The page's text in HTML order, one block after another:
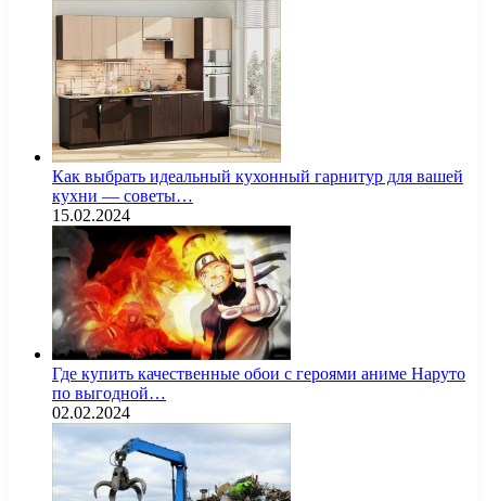
Как выбрать идеальный кухонный гарнитур для вашей
кухни — советы…
15.02.2024
Где купить качественные обои с героями аниме Наруто
по выгодной…
02.02.2024